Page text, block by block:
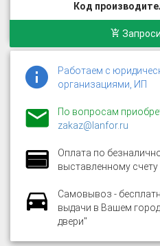
Код
Работаем с
организациями, ИП
По вопросам
zakaz@lanfor.ru
Оплата по
выставленному счету
Самовывоз -
выдачи в Вашем
двери"